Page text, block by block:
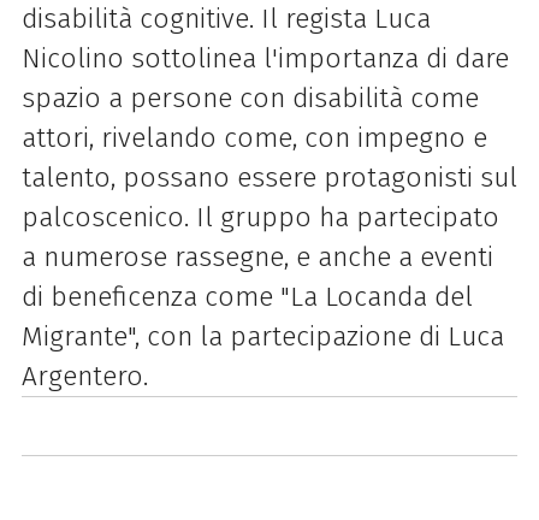
disabilità cognitive. Il regista Luca
Nicolino sottolinea l'importanza di dare
spazio a persone con disabilità come
attori, rivelando come, con impegno e
talento, possano essere protagonisti sul
palcoscenico. Il gruppo ha partecipato
a numerose rassegne, e anche a eventi
di beneficenza come "La Locanda del
Migrante", con la partecipazione di Luca
Argentero.